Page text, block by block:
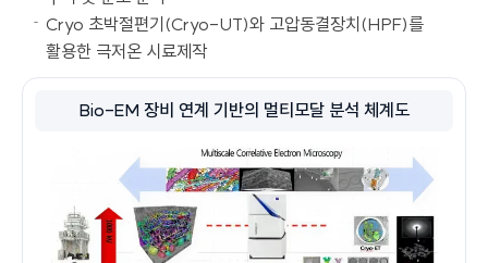
Cryo 초박절편기(Cryo-UT)와 고압동결장치(HPF)를
활용한 극저온 시료제작
Bio-EM 장비 연계 기반의 멀티모달 분석 체계도